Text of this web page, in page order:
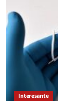
Interesante